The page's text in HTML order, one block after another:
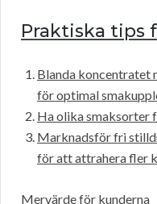
Praktiska tips
Blanda koncentratet
för optimal
Ha olika smaksorter
Marknadsför fri
för att attrahera fler
Mervärde för kunderna